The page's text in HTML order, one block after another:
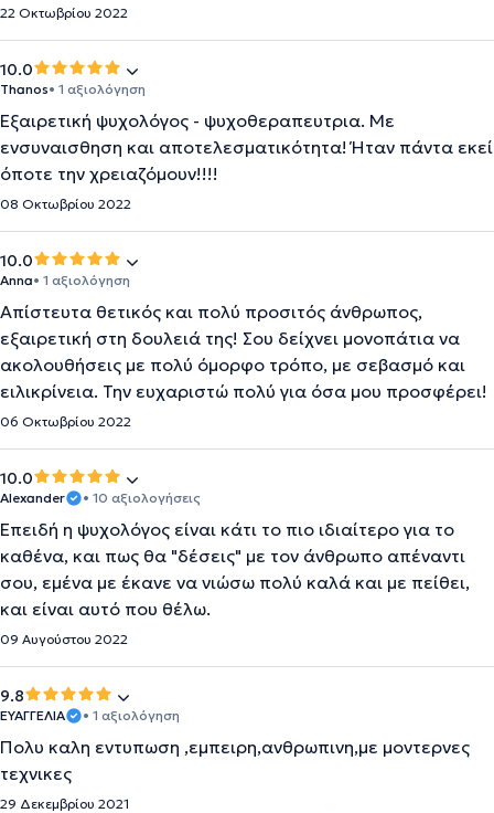
22 Οκτωβρίου 2022
10.0
Thanos• 1 αξιολόγηση
Εξαιρετική ψυχολόγος - ψυχοθεραπευτρια. Με
ενσυναισθηση και αποτελεσματικότητα! Ήταν πάντα εκεί
όποτε την χρειαζόμουν!!!!
08 Οκτωβρίου 2022
10.0
Anna• 1 αξιολόγηση
Απίστευτα θετικός και πολύ προσιτός άνθρωπος,
εξαιρετική στη δουλειά της! Σου δείχνει μονοπάτια να
ακολουθήσεις με πολύ όμορφο τρόπο, με σεβασμό και
ειλικρίνεια. Την ευχαριστώ πολύ για όσα μου προσφέρει!
06 Οκτωβρίου 2022
10.0
Alexander • 10 αξιολογήσεις
Επειδή η ψυχολόγος είναι κάτι το πιο ιδιαίτερο για το
καθένα, και πως θα "δέσεις" με τον άνθρωπο απέναντι
σου, εμένα με έκανε να νιώσω πολύ καλά και με πείθει,
και είναι αυτό που θέλω.
09 Αυγούστου 2022
9.8
ΕΥΑΓΓΕΛΙΑ • 1 αξιολόγηση
Πολυ καλη εντυπωση ,εμπειρη,ανθρωπινη,με μοντερνες
τεχνικες
29 Δεκεμβρίου 2021